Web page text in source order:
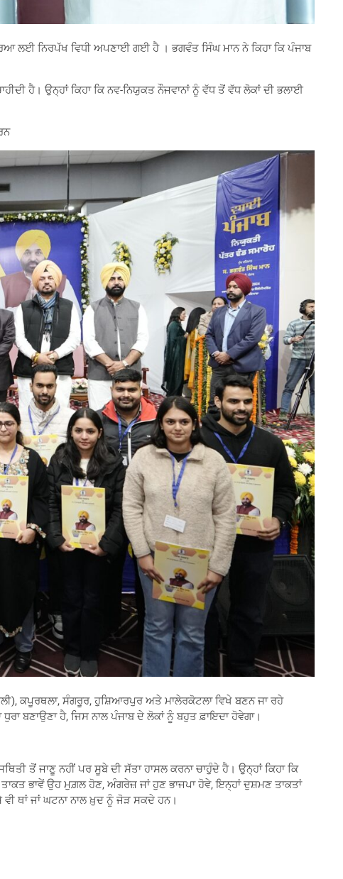
ਲਈ ਨਿਰਪੱਖ ਵਿਧੀ ਅਪਣਾਈ ਗਈ ਹੈ । ਭਗਵੰਤ ਸਿੰਘ ਮਾਨ ਨੇ ਕਿਹਾ ਕਿ ਪੰਜਾਬ
ਹੈ। ਉਨ੍ਹਾਂ ਕਿਹਾ ਕਿ ਨਵ-ਨਿਯੁਕਤ ਨੌਜਵਾਨਾਂ ਨੂੰ ਵੱਧ ਤੋਂ ਵੱਧ ਲੋਕਾਂ ਦੀ ਭਲਾਈ
ਕਪੂਰਥਲਾ, ਸੰਗਰੂਰ, ਹੁਸ਼ਿਆਰਪੁਰ ਅਤੇ ਮਾਲੇਰਕੋਟਲਾ ਵਿਖੇ ਬਣਨ ਜਾ ਰਹੇ
ਬਣਾਉਣਾ ਹੈ, ਜਿਸ ਨਾਲ ਪੰਜਾਬ ਦੇ ਲੋਕਾਂ ਨੂੰ ਬਹੁਤ ਫ਼ਾਇਦਾ ਹੋਵੇਗਾ।
ਤੋਂ ਜਾਣੂ ਨਹੀਂ ਪਰ ਸੂਬੇ ਦੀ ਸੱਤਾ ਹਾਸਲ ਕਰਨਾ ਚਾਹੁੰਦੇ ਹੈ। ਉਨ੍ਹਾਂ ਕਿਹਾ ਕਿ
ਭਾਵੇਂ ਉਹ ਮੁਗ਼ਲ ਹੋਣ, ਅੰਗਰੇਜ਼ ਜਾਂ ਹੁਣ ਭਾਜਪਾ ਹੋਵੇ, ਇਨ੍ਹਾਂ ਦੁਸ਼ਮਣ ਤਾਕਤਾਂ
ਵੀ ਥਾਂ ਜਾਂ ਘਟਨਾ ਨਾਲ ਖ਼ੁਦ ਨੂੰ ਜੋੜ ਸਕਦੇ ਹਨ।